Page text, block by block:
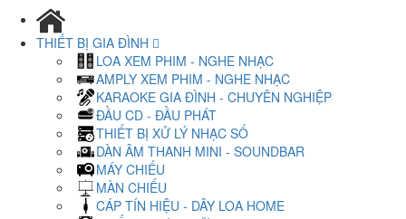
THIẾT BỊ GIA ĐÌNH
LOA XEM PHIM - NGHE NHẠC
AMPLY XEM PHIM - NGHE NHẠC
KARAOKE GIA ĐÌNH - CHUYÊN NGHIỆP
ĐẦU CD - ĐẦU PHÁT
THIẾT BỊ XỬ LÝ NHẠC SỐ
DÀN ÂM THANH MINI - SOUNDBAR
MÁY CHIẾU
MÀN CHIẾU
CÁP TÍN HIỆU - DÂY LOA HOME